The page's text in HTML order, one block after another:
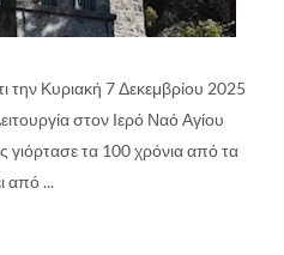
την Κυριακή 7 Δεκεμβρίου 2025
στον Ιερό Ναό Αγίου
γιόρτασε τα 100 χρόνια από τα
από ...